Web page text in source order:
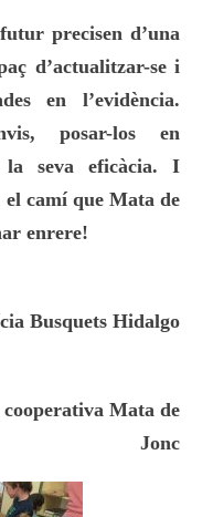
precisen d’una
d’actualitzar-se i
en l’evidència.
posar-los en
la seva eficàcia. I
el camí que Mata de
enrere!
Busquets Hidalgo
Mata de
Jonc